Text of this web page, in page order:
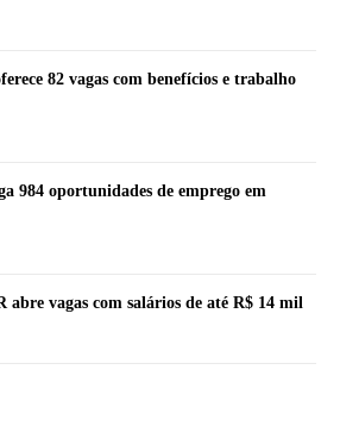
82 vagas com benefícios e trabalho
984 oportunidades de emprego em
abre vagas com salários de até R$ 14 mil